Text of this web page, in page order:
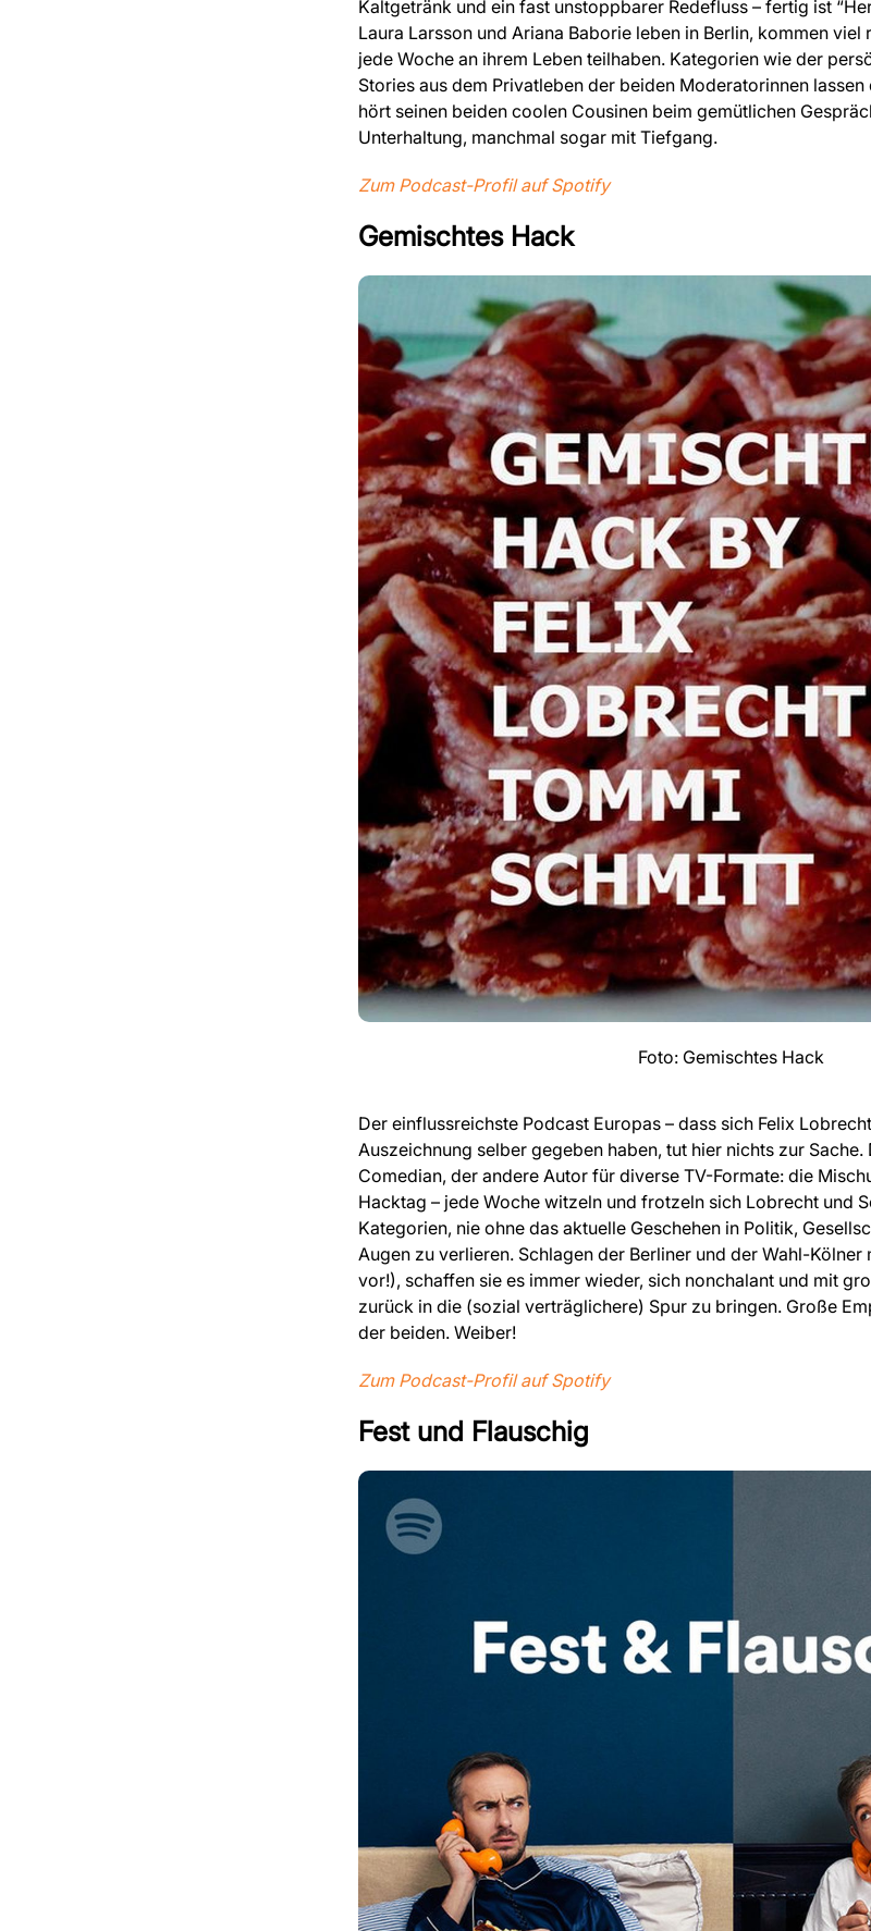
Kaltgetränk und ein fast unstoppbarer Redefluss – fertig ist
Laura Larsson und Ariana Baborie leben in Berlin, kommen viel
jede Woche an ihrem Leben teilhaben. Kategorien wie der
Stories aus dem Privatleben der beiden Moderatorinnen
hört seinen beiden coolen Cousinen beim gemütlichen
Unterhaltung, manchmal sogar mit Tiefgang.
Zum Podcast-Profil auf Spotify
Gemischtes Hack
Foto: Gemischtes Hack
Der einflussreichste Podcast Europas – dass sich Felix
Auszeichnung selber gegeben haben, tut hier nichts zur
Comedian, der andere Autor für diverse TV-Formate: die
Hacktag – jede Woche witzeln und frotzeln sich Lobrecht und
Kategorien, nie ohne das aktuelle Geschehen in Politik,
Augen zu verlieren. Schlagen der Berliner und der Wahl-
vor!), schaffen sie es immer wieder, sich nonchalant und mit
zurück in die (sozial verträglichere) Spur zu bringen. Große
der beiden. Weiber!
Zum Podcast-Profil auf Spotify
Fest und Flauschig